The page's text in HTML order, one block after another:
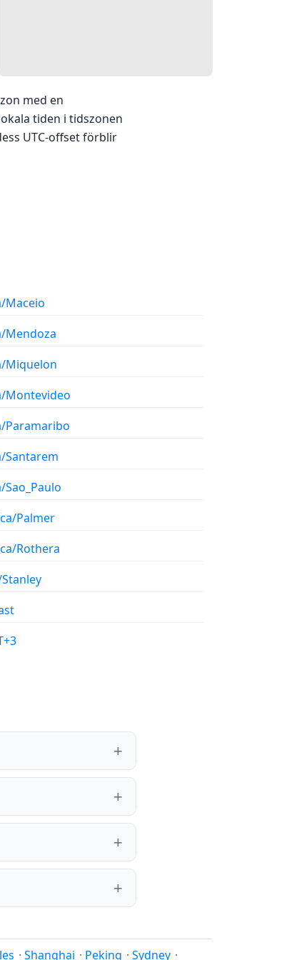
med en
tiden i tidszonen
UTC-offset förblir
Maceio
Mendoza
Miquelon
Montevideo
Paramaribo
Santarem
Palmer
Rothera
· Shanghai · Peking · Sydney ·